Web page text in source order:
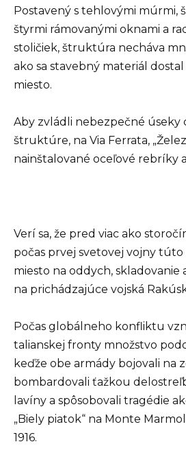
Postavený s tehlovými múrmi,
štyrmi rámovanými oknami a
stoličiek, štruktúra necháva
ako sa stavebný materiál
miesto.
Aby zvládli nebezpečné úseky
štruktúre, na Via Ferrata,
nainštalované oceľové rebríky
Verí sa, že pred viac ako
počas prvej svetovej vojny
miesto na oddych, skladovanie
na prichádzajúce vojská
Počas globálneho konfliktu
talianskej fronty množstvo
keďže obe armády bojovali na
bombardovali ťažkou
lavíny a spôsobovali tragédie
„Biely piatok“ na Monte
1916.